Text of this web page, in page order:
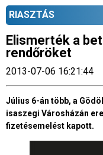
RIASZTÁS
Elismerték a
rendőröket
2013-07-06 16:21:44
Július 6-án több, a
isaszegi Városházán
fizetésemelést kapott.